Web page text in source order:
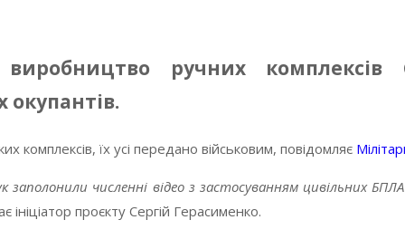
ручних комплексів
окупантів.
їх усі передано військовим, повідомляє
заполонили численні відео з застосуванням цивільних
ініціатор проєкту Сергій Герасименко.